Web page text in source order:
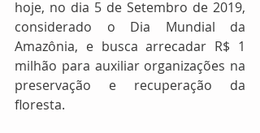
hoje, no dia 5 de Setembro de 2019,
considerado o Dia Mundial da
Amazônia, e busca arrecadar R$ 1
milhão para auxiliar organizações na
preservação e recuperação da
floresta.